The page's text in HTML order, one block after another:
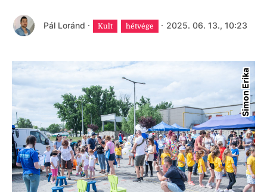
Pál Loránd · Kult hétvége · 2025. 06. 13., 10:23
Simon Erika